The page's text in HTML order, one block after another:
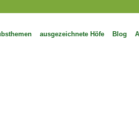
ausgezeichnete Höfe Blog